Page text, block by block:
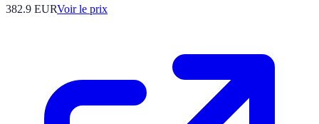
382.9 EURVoir le prix